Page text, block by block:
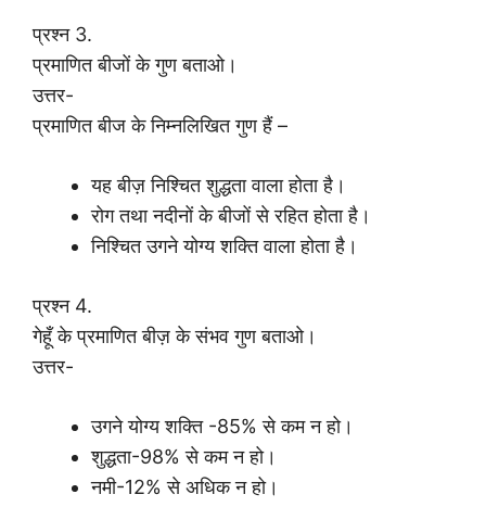
प्रश्न 3.
प्रमाणित बीजों के गुण बताओ।
उत्तर-
प्रमाणित बीज के निम्नलिखित गुण हैं –
यह बीज़ निश्चित शुद्धता वाला होता है।
रोग तथा नदीनों के बीजों से रहित होता है।
निश्चित उगने योग्य शक्ति वाला होता है।
प्रश्न 4.
गेहूँ के प्रमाणित बीज़ के संभव गुण बताओ।
उत्तर-
उगने योग्य शक्ति -85% से कम न हो।
शुद्धता-98% से कम न हो।
नमी-12% से अधिक न हो।